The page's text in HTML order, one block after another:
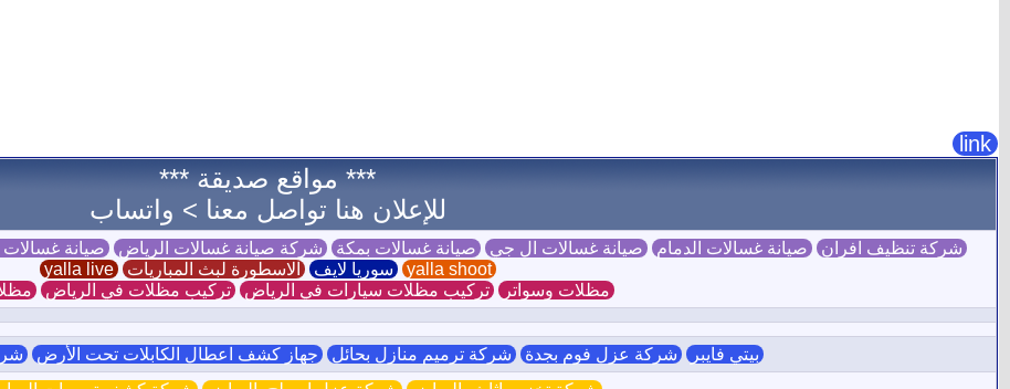
link
*** مواقع صديقة ***
للإعلان هنا تواصل معنا > واتساب
شركة تنظيف افران صيانة غسالات الدمام صيانة غسالات ال جي صيانة غسالات بمكة شركة صيانة غسالات الرياض صيانة
yalla shoot
سوريا لايف الاسطورة لبث المباريات yalla live
مظلات وسواتر تركيب مظلات سيارات في الرياض تركيب مظلات في الرياض
بيتي فايبر شركة عزل فوم بجدة شركة ترميم منازل بحائل جهاز كشف اعطال الكابلات تحت الأرض